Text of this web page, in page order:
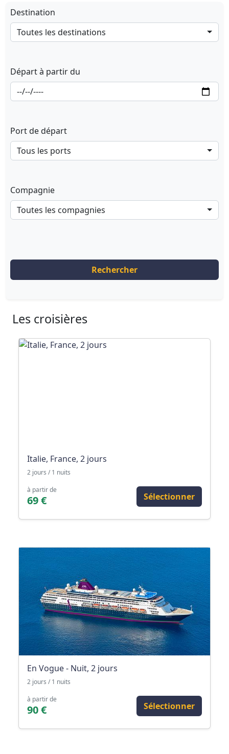
Destination
Toutes les destinations
Départ à partir du
Port de départ
Tous les ports
Compagnie
Toutes les compagnies
Rechercher
Les croisières
Italie, France, 2 jours
2 jours / 1 nuits
à partir de
69 € Sélectionner
En Vogue - Nuit, 2 jours
2 jours / 1 nuits
à partir de
90 € Sélectionner